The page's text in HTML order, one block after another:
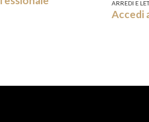
ARREDI E
Accedi